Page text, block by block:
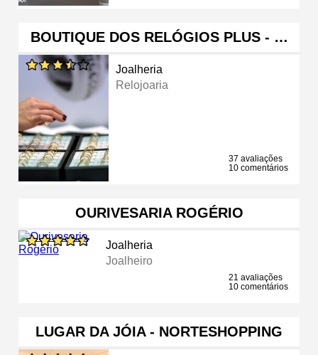
BOUTIQUE DOS RELÓGIOS PLUS - …
Joalheria
Relojoaria
37 avaliações
10 comentários
OURIVESARIA ROGÉRIO
Joalheria
Joalheiro
21 avaliações
10 comentários
LUGAR DA JÓIA - NORTESHOPPING